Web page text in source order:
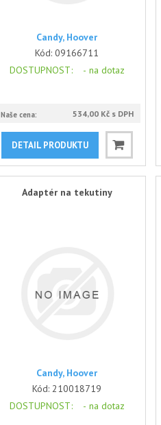
Candy, Hoover
Kód:09166711
DOSTUPNOST: - na dotaz
Naše cena: 534,00 Kč s DPH
DETAIL PRODUKTU
Adaptér na tekutiny
Candy, Hoover
Kód:210018719
DOSTUPNOST: - na dotaz